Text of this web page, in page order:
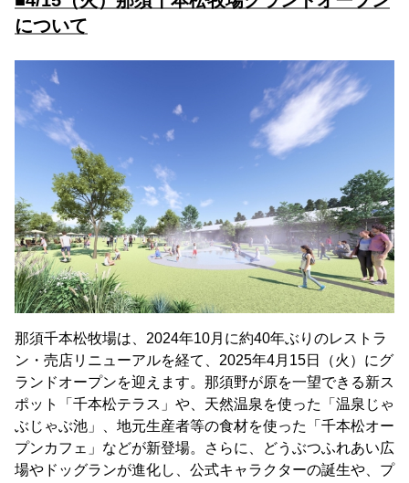
について
那須千本松牧場は、2024年10月に約40年ぶりのレストラ
ン・売店リニューアルを経て、2025年4月15日（火）にグ
ランドオープンを迎えます。那須野が原を一望できる新ス
ポット「千本松テラス」や、天然温泉を使った「温泉じゃ
ぶじゃぶ池」、地元生産者等の食材を使った「千本松オー
プンカフェ」などが新登場。さらに、どうぶつふれあい広
場やドッグランが進化し、公式キャラクターの誕生や、プ